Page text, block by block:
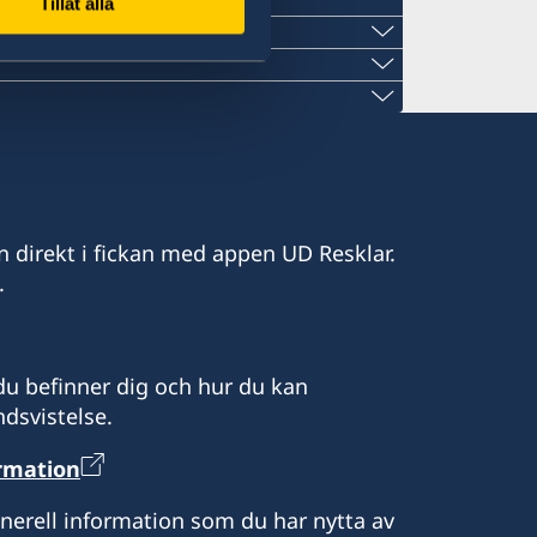
Rijeka
provisoriska pass och lämnar ut
torsdagar 10 - 12
provisoriska pass och lämnar ut
Dubrovnik
i fickan med appen UD Resklar.
befinner dig och hur du kan
information som du har nytta av